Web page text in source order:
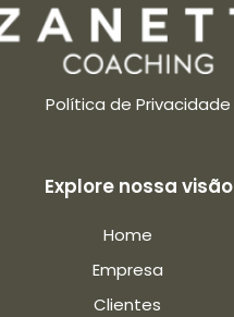
Política de Privacidade
Explore nossa visão
Home
Empresa
Clientes